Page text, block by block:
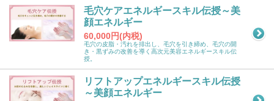
毛穴ケアエネルギースキル伝授～美
顔エネルギー
60,000円(内税)
毛穴の皮脂・汚れを排出し、毛穴を引き締め、毛穴の開
き・黒ずみの改善を導く高次元美容エネルギースキル伝
授。
リフトアップエネルギースキル伝授
～美顔エネルギー